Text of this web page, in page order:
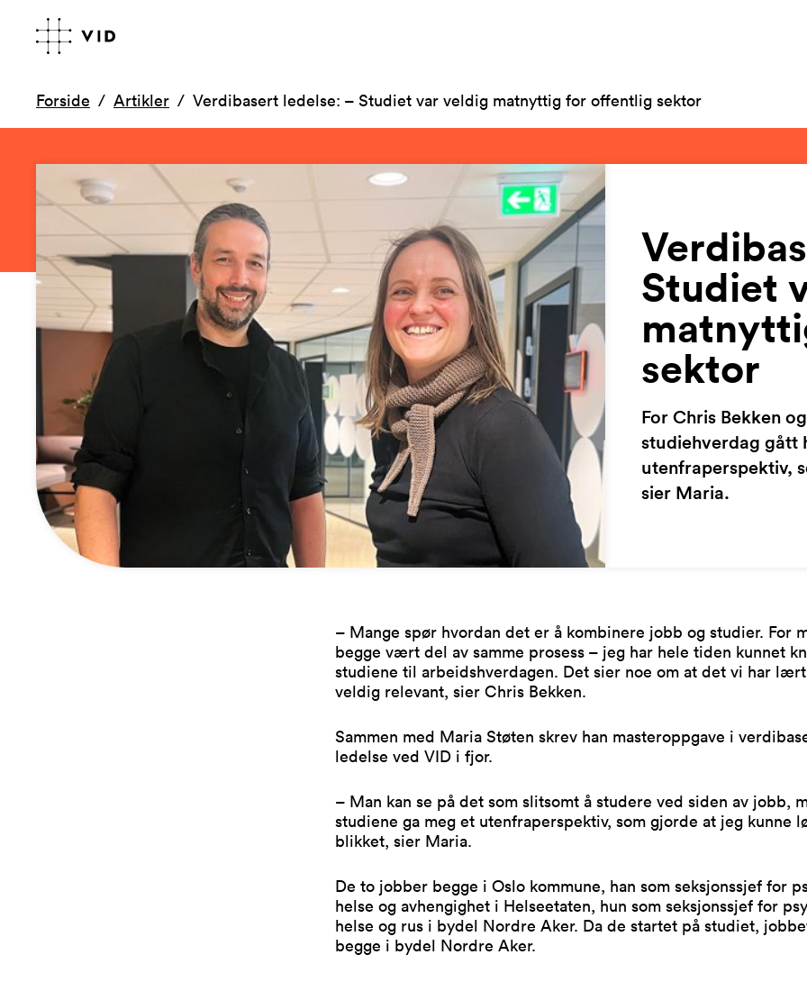
Forside Artikler Verdibasert ledelse: – Studiet var veldig matnyttig for offentlig sektor
Studiet
sektor
For Chris Bekken
studiehverdag gått
utenfraperspektiv,
sier Maria.
– Mange spør hvordan det er å kombinere jobb og studier. For
begge vært del av samme prosess – jeg har hele tiden kunnet
studiene til arbeidshverdagen. Det sier noe om at det vi har
veldig relevant, sier Chris Bekken.
Sammen med Maria Støten skrev han masteroppgave i
ledelse ved VID i fjor.
– Man kan se på det som slitsomt å studere ved siden av jobb,
studiene ga meg et utenfraperspektiv, som gjorde at jeg kunne
blikket, sier Maria.
De to jobber begge i Oslo kommune, han som seksjonssjef for
helse og avhengighet i Helseetaten, hun som seksjonssjef for
helse og rus i bydel Nordre Aker. Da de startet på studiet,
begge i bydel Nordre Aker.